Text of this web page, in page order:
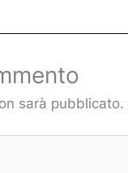
sarà pubblicato.